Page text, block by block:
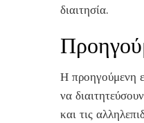
διαιτησία.
Η προηγούμενη
να
και τις